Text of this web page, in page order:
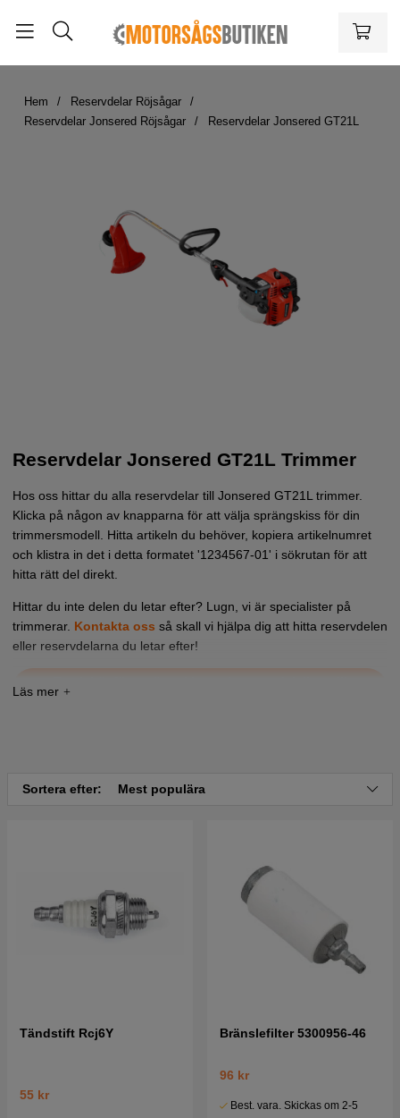
Hem
Reservdelar Röjsågar
Reservdelar Jonsered Röjsågar
Reservdelar Jonsered GT21L
Reservdelar Jonsered GT21L Trimmer
Hos oss hittar du alla reservdelar till Jonsered GT21L trimmer.
Klicka på någon av knapparna för att välja sprängskiss för din
trimmersmodell. Hitta artikeln du behöver, kopiera artikelnumret
och klistra in det i detta formatet '1234567-01' i sökrutan för att
hitta rätt del direkt.
Hittar du inte delen du letar efter? Lugn, vi är specialister på
trimmerar. Kontakta oss så skall vi hjälpa dig att hitta reservdelen
eller reservdelarna du letar efter!
Tryck här för sprängskiss och reservdelslista till
Tryck här för sprängskiss och reservdelslista till
Jonsered GT21 L 2002-08
Sortera efter: Mest populära
Tändstift Rcj6Y
55 kr
Bränslefilter 5300956-46
96 kr
Best. vara. Skickas om 2-5